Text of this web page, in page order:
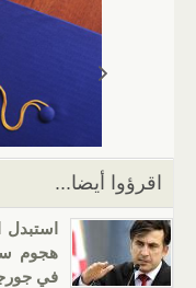
k
er
e
n
اقرؤوا أيضا...
هجوم
في